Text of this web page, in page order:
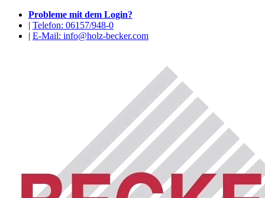
Probleme mit dem Login?
| Telefon: 06157/948-0
| E-Mail: info@holz-becker.com